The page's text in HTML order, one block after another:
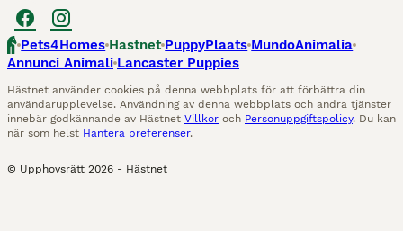
Pets4Homes Hastnet PuppyPlaats MundoAnimalia
Annunci Animali Lancaster Puppies
Hästnet använder cookies på denna webbplats för att förbättra din
användarupplevelse. Användning av denna webbplats och andra tjänster
innebär godkännande av Hästnet Villkor och Personuppgiftspolicy. Du kan
när som helst Hantera preferenser.
© Upphovsrätt 2026 - Hästnet